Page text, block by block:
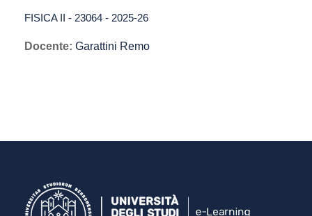
FISICA II - 23064 - 2025-26
Docente: Garattini Remo